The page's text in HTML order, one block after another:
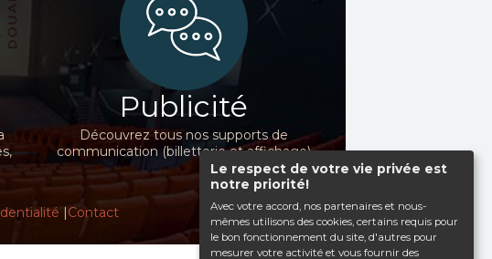
Le respect de votre vie privée est
notre priorité!
Avec votre accord, nos partenaires et nous-
mêmes utilisons des cookies, certains requis pour
le bon fonctionnement du site, d'autres pour
mesurer votre activité et vous fournir des
Publicité
Découvrez tous nos supports de
communication (billetterie et affichage)
|Contact